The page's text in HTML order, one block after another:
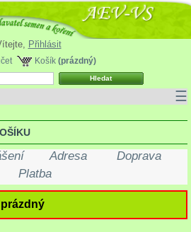
Přihlásit
Košík (prázdný)
☰
Adresa
Doprava
Platba